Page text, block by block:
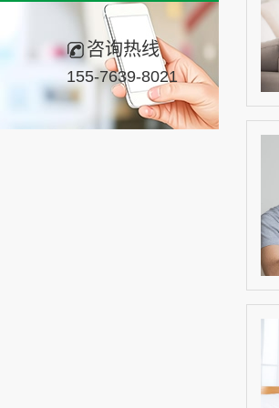
咨询热线
155-7639-8021